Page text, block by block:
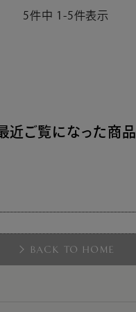
5件中 1 -5件表示
近ご覧になった商品
BACK TO HOME